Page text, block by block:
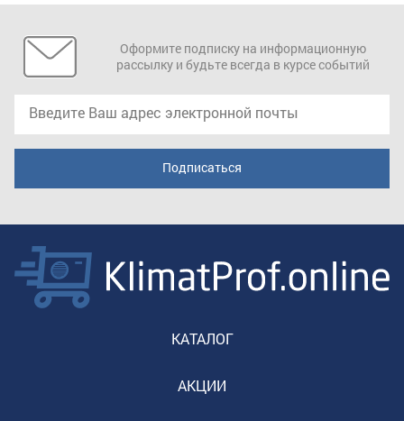
Оформите подписку на информационную
рассылку и будьте всегда в курсе событий
КАТАЛОГ
АКЦИИ